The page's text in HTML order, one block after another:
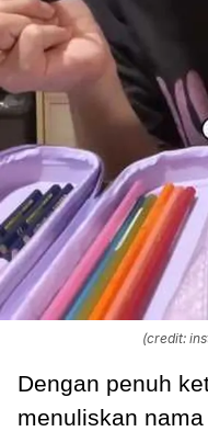
(credit:
Dengan penuh
menuliskan